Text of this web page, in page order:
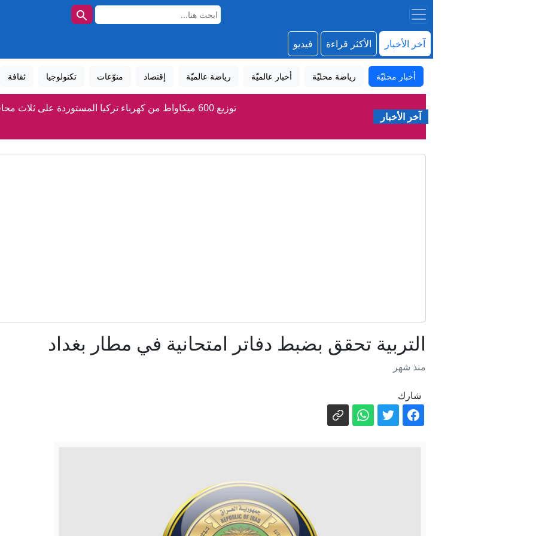
آخر الأخبار الأكثر قراءة فيديو
أخبار محليّة رياضة محليّة أخبار عالميّة رياضة عالميّة إقتصاد منوّعات تكنولوجيا ثقافة
آخر الأخبار
توزيع 600 ميكاواط من كهرباء تركيا المستوردة على ثلاث محافظات
رئيس الوزراء: الحكومة تضع حماية مصالح المواطنين في مقدمة أولوياتها »
"يكره اليهود وإسرائيل".. ترامب يشن "هجوماً لاذعاً" ضد عبدالرحمن السيد الفائز
رعب في أوروبا.. مسيّرة مفخخة تعطل مطارا ألمانيا
ذاكرة القصف وحسابات المصالح.. هل تتصالح سوريا الجديدة مع
التربية تحقق بضبط دفاتر امتحانية في مطار بغداد
منذ شهر
شارك